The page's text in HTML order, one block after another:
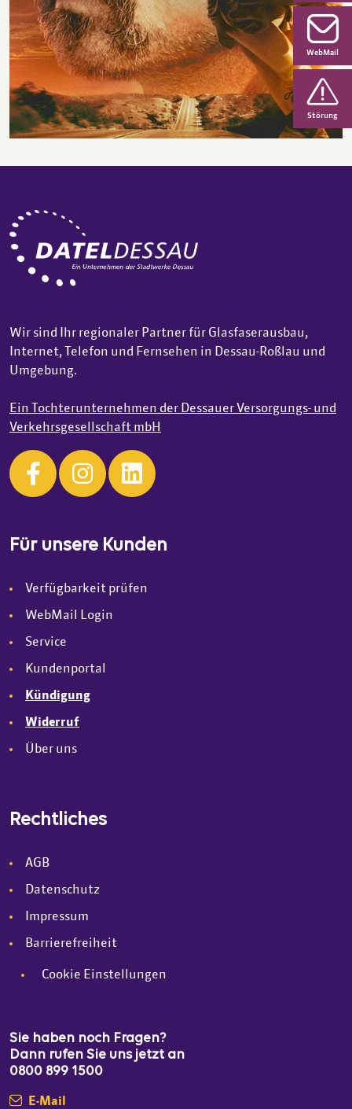
Wir sind Ihr regionaler Partner für Glasfaserausbau,
Internet, Telefon und Fernsehen in Dessau-Roßlau und
Umgebung.
Ein Tochterunternehmen der Dessauer Versorgungs- und
Verkehrsgesellschaft mbH
Für unsere Kunden
Verfügbarkeit prüfen
WebMail Login
Service
Kundenportal
Kündigung
Widerruf
Über uns
Rechtliches
AGB
Datenschutz
Impressum
Barrierefreiheit
Cookie Einstellungen
Sie haben noch Fragen?
Dann rufen Sie uns jetzt an
0800 899 1500
E-Mail
WebMail
Störung